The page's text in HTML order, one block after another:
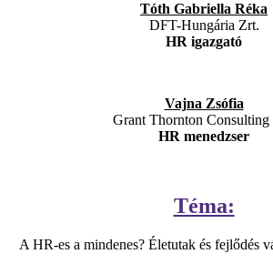
Tóth Gabriella Réka
DFT-Hungária Zrt.
HR igazgató
Vajna Zsófia
Grant Thornton
HR menedzser
Téma:
A HR-es a mindenes? Életutak és fejlődés